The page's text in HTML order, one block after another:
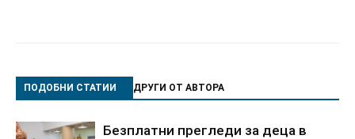
ПОДОБНИ СТАТИИ ДРУГИ ОТ АВТОРА
Безплатни прегледи за деца в